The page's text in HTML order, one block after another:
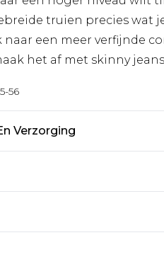
truien precies wat
naar een meer verfijnde
het af met skinny
56
Verzorging
Nederland